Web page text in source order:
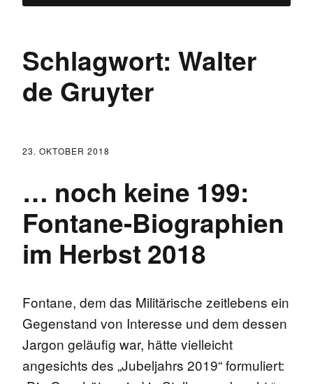
Schlagwort: Walter
de Gruyter
23. OKTOBER 2018
… noch keine 199:
Fontane-Biographien
im Herbst 2018
Fontane, dem das Militärische zeitlebens ein
Gegenstand von Interesse und dem dessen
Jargon geläufig war, hätte vielleicht
angesichts des „Jubeljahrs 2019“ formuliert: